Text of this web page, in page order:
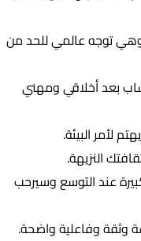
توجه عالمي للحد من
بعد أخلاقي ومهني
لأمر البيئة.
النزيهة.
كبيرة عند التوسع وسيرحب
وثقة وفاعلية واضحة.